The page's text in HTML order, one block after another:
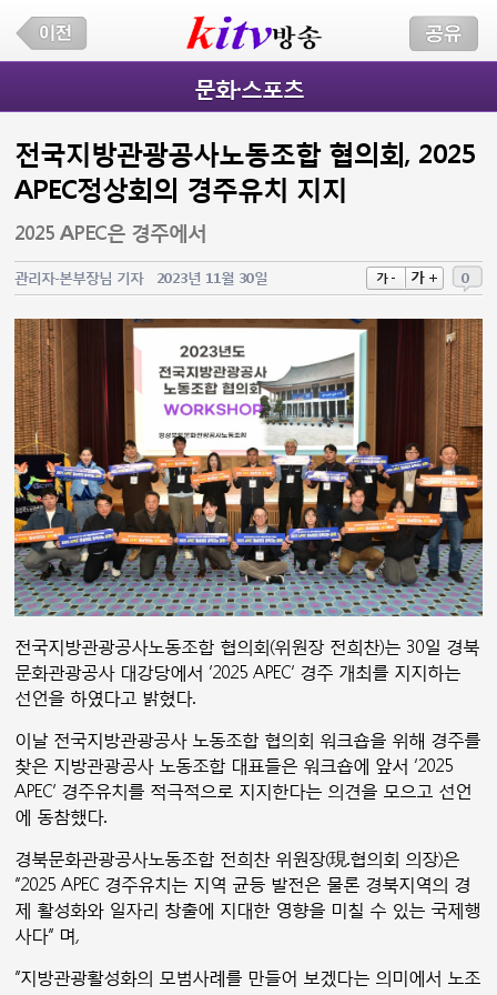
문화·스포츠
전국지방관광공사노동조합 협의회, 2025
APEC정상회의 경주유치 지지
2025 APEC은 경주에서
관리자-본부장님 기자 2023년 11월 30일 0
가 - 가 +
전국지방관광공사노동조합 협의회(위원장 전희찬)는 30일 경북
문화관광공사 대강당에서 ‘2025 APEC’ 경주 개최를 지지하는
선언을 하였다고 밝혔다.
이날 전국지방관광공사 노동조합 협의회 워크숍을 위해 경주를
찾은 지방관광공사 노동조합 대표들은 워크숍에 앞서 ‘2025
APEC’ 경주유치를 적극적으로 지지한다는 의견을 모으고 선언
에 동참했다.
경북문화관광공사노동조합 전희찬 위원장(現.협의회 의장)은
“2025 APEC 경주유치는 지역 균등 발전은 물론 경북지역의 경
제 활성화와 일자리 창출에 지대한 영향을 미칠 수 있는 국제행
사다” 며,
“지방관광활성화의 모범사례를 만들어 보겠다는 의미에서 노조